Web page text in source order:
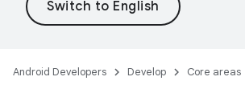
Android Developers Develop Core areas